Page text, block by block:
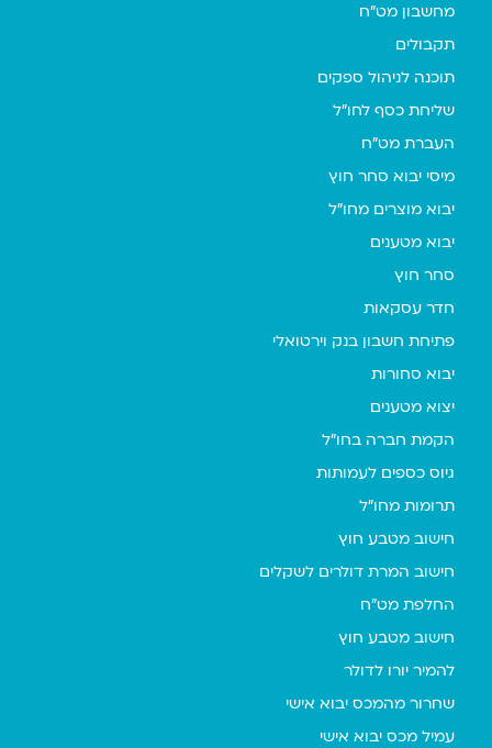
מחשבון מט"ח
תקבולים
תוכנה לניהול ספקים
שליחת כסף לחו"ל
העברת מט"ח
מיסי יבוא סחר חוץ
יבוא מוצרים מחו"ל
יבוא מטענים
סחר חוץ
חדר עסקאות
פתיחת חשבון בנק וירטואלי
יבוא סחורות
יצוא מטענים
הקמת חברה בחו"ל
גיוס כספים לעמותות
תרומות מחו"ל
חישוב מטבע חוץ
חישוב המרת דולרים לשקלים
החלפת מט"ח
חישוב מטבע חוץ
להמיר יורו לדולר
שחרור מהמכס יבוא אישי
עמיל מכס יבוא אישי